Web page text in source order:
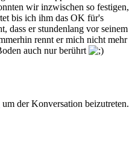
wir inzwischen so festigen,
bis ich ihm das OK für's
dass er stundenlang vor seinem
rennt er mich nicht mehr
auch nur berührt
um der Konversation beizutreten.